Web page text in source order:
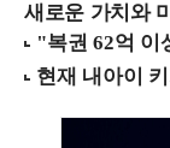
새로운 가치와 미래 업무